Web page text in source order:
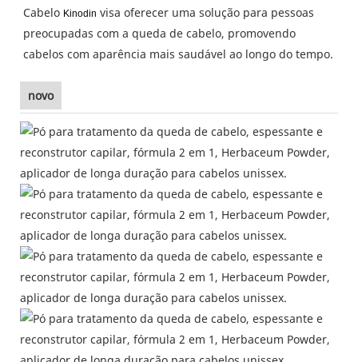
Cabelo Kinodin visa oferecer uma solução para pessoas
preocupadas com a queda de cabelo, promovendo
cabelos com aparência mais saudável ao longo do tempo.
novo